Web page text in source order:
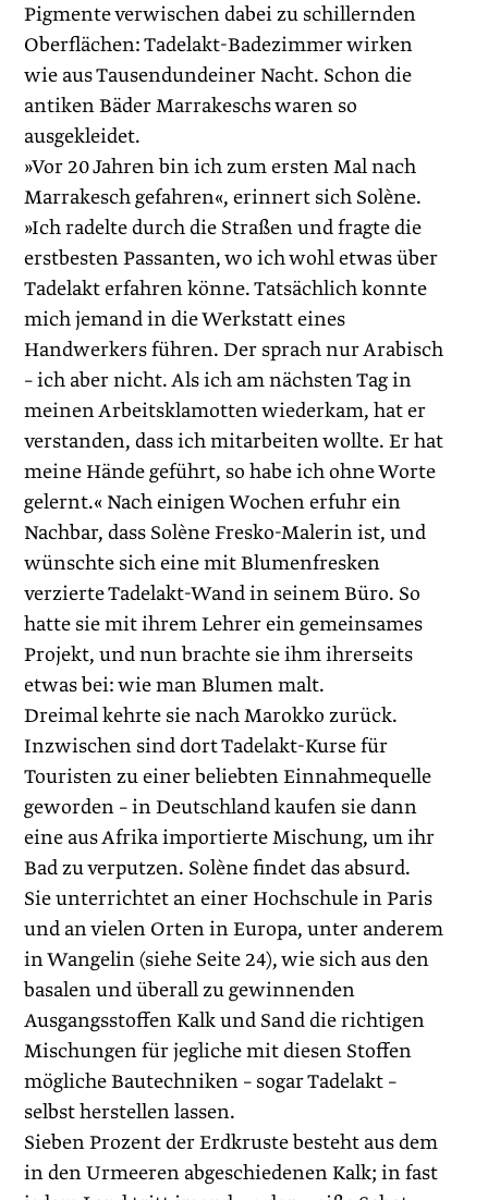
Pigmente verwischen dabei zu schillernden
Oberflächen: Tadelakt-Badezimmer wirken
wie aus Tausendundeiner Nacht. Schon die
antiken Bäder Marrakeschs waren so
ausgekleidet.
»Vor 20 Jahren bin ich zum ersten Mal nach
Marrakesch gefahren«, erinnert sich Solène.
»Ich radelte durch die Straßen und fragte die
erstbesten Passanten, wo ich wohl etwas über
Tadelakt erfahren könne. Tatsächlich konnte
mich jemand in die Werkstatt eines
Handwerkers führen. Der sprach nur Arabisch
– ich aber nicht. Als ich am nächsten Tag in
meinen Arbeitsklamotten wiederkam, hat er
verstanden, dass ich mitarbeiten wollte. Er hat
meine Hände geführt, so habe ich ohne Worte
gelernt.« Nach einigen Wochen erfuhr ein
Nachbar, dass Solène Fresko-Malerin ist, und
wünschte sich eine mit Blumenfresken
verzierte Tadelakt-Wand in seinem Büro. So
hatte sie mit ihrem Lehrer ein gemeinsames
Projekt, und nun brachte sie ihm ihrerseits
etwas bei: wie man Blumen malt.
Dreimal kehrte sie nach Marokko zurück.
Inzwischen sind dort ­Tadelakt-Kurse für
Touristen zu einer beliebten Einnahmequelle
geworden – in Deutschland kaufen sie dann
eine aus Afrika importierte Mischung, um ihr
Bad zu verputzen. Solène findet das absurd.
Sie unterrichtet an einer Hochschule in Paris
und an vielen Orten in Europa, unter anderem
in Wangelin (siehe Seite 24), wie sich aus den
basalen und überall zu gewinnenden
Ausgangsstoffen Kalk und Sand die richtigen
Mischungen für jegliche mit diesen Stoffen
mögliche Bautechniken – sogar Tadelakt –
selbst herstellen lassen.
Sieben Prozent der Erdkruste besteht aus dem
in den ­Urmeeren abgeschiedenen Kalk; in fast